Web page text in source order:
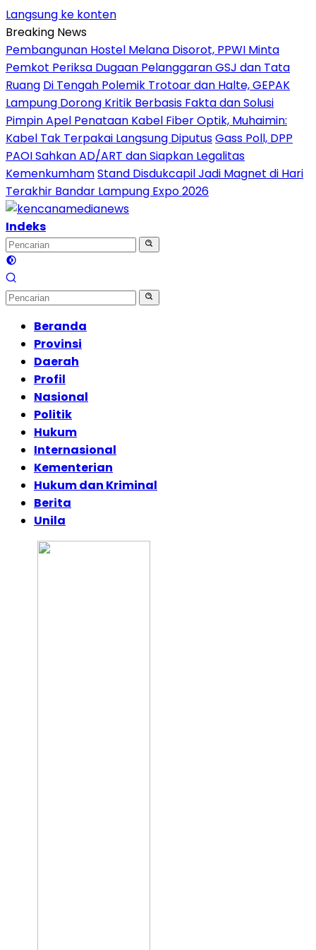
Langsung ke konten
Breaking News
Pembangunan Hostel Melana Disorot, PPWI Minta
Pemkot Periksa Dugaan Pelanggaran GSJ dan Tata
Ruang Di Tengah Polemik Trotoar dan Halte, GEPAK
Lampung Dorong Kritik Berbasis Fakta dan Solusi
Pimpin Apel Penataan Kabel Fiber Optik, Muhaimin:
Kabel Tak Terpakai Langsung DiputusGass Poll, DPP
PAOI Sahkan AD/ART dan Siapkan Legalitas
KemenkumhamStand Disdukcapil Jadi Magnet di Hari
Terakhir Bandar Lampung Expo 2026
Indeks
Beranda
Provinsi
Daerah
Profil
Nasional
Politik
Hukum
Internasional
Kementerian
Hukum dan Kriminal
Berita
Unila